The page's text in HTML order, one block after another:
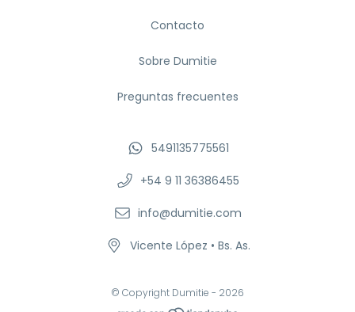
Contacto
Sobre Dumitie
Preguntas frecuentes
5491135775561
+54 9 11 36386455
info@dumitie.com
Vicente López • Bs. As.
© Copyright Dumitie - 2026